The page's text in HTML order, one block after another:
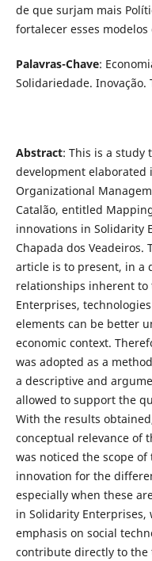
de que surjam mais
fortalecer esses
Palavras-Chave:
Solidariedade. Inovação.
Abstract: This is a study
development
Organizational
Catalão, entitled
innovations in Solidarity
Chapada dos Veadeiros.
article is to present, in a
relationships inherent to
Enterprises,
elements can be better
economic context.
was adopted as a
a descriptive and
allowed to support the
With the results
conceptual relevance of
was noticed the scope
innovation for the
especially when these
in Solidarity
emphasis on social
contribute directly to